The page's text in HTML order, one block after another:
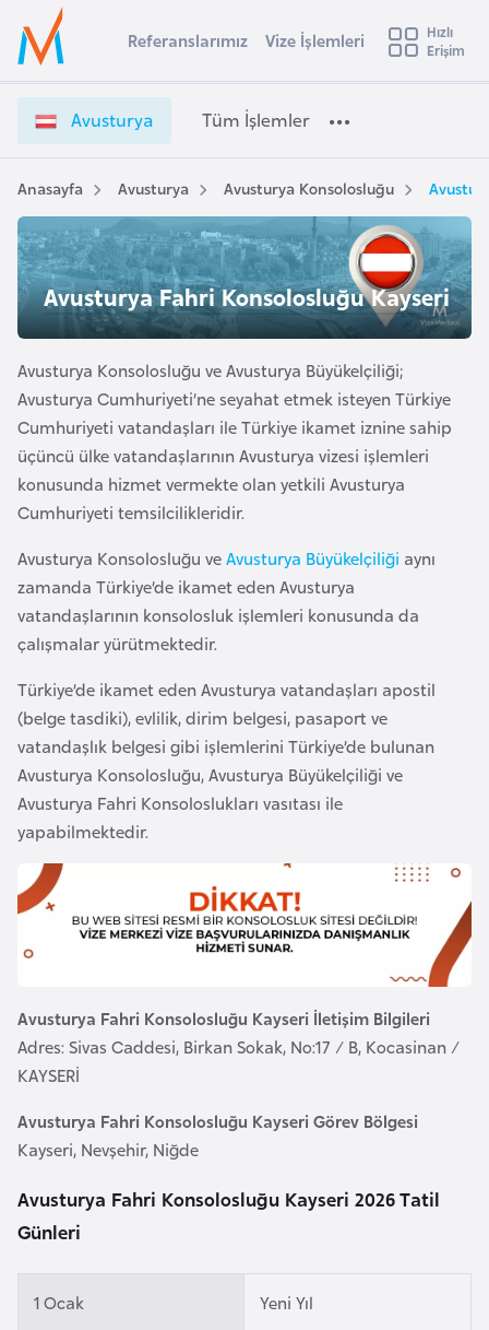
Ülke Seçimi
Başvuru yapmak istediğiniz ülkeyi seçin
Üye
Girişi
v
s
t
u
r
y
V
i
z
e
İ
ş
e
m
l
e
r
e
t
i
ş
i
Referanslarımız Vize İşlemleri
Hızlı
Erişim
Avusturya Tüm İşlemler
Anasayfa Avusturya Avusturya Konsolosluğu
Avusturya Fahri Konsolosluğu Kayseri
Avusturya Konsolosluğu ve Avusturya Büyükelçiliği;
Avusturya Cumhuriyeti’ne seyahat etmek isteyen Türkiye
Cumhuriyeti vatandaşları ile Türkiye ikamet iznine sahip
üçüncü ülke vatandaşlarının Avusturya vizesi işlemleri
konusunda hizmet vermekte olan yetkili Avusturya
Cumhuriyeti temsilcilikleridir.
Avusturya Konsolosluğu veAvusturya Büyükelçiliği aynı
zamanda Türkiye’de ikamet eden Avusturya
vatandaşlarının konsolosluk işlemleri konusunda da
çalışmalar yürütmektedir.
Türkiye’de ikamet eden Avusturya vatandaşları apostil
(belge tasdiki), evlilik, dirim belgesi, pasaport ve
vatandaşlık belgesi gibi işlemlerini Türkiye’de bulunan
Avusturya Konsolosluğu, Avusturya Büyükelçiliği ve
Avusturya Fahri Konsoloslukları vasıtası ile
yapabilmektedir.
Avusturya Fahri Konsolosluğu Kayseri İletişim Bilgileri
Adres: Sivas Caddesi, Birkan Sokak, No:17 / B, Kocasinan /
KAYSERİ
Avusturya Fahri Konsolosluğu Kayseri Görev Bölgesi
Kayseri, Nevşehir, Niğde
Avusturya Fahri Konsolosluğu Kayseri 2026 Tatil
Günleri
1 Ocak Yeni Yıl
s
t
r
a
A
v
u
t
u
r
y
a
A
z
e
r
b
a
y
c
a
n
B
a
y
n
B
a
g
l
e